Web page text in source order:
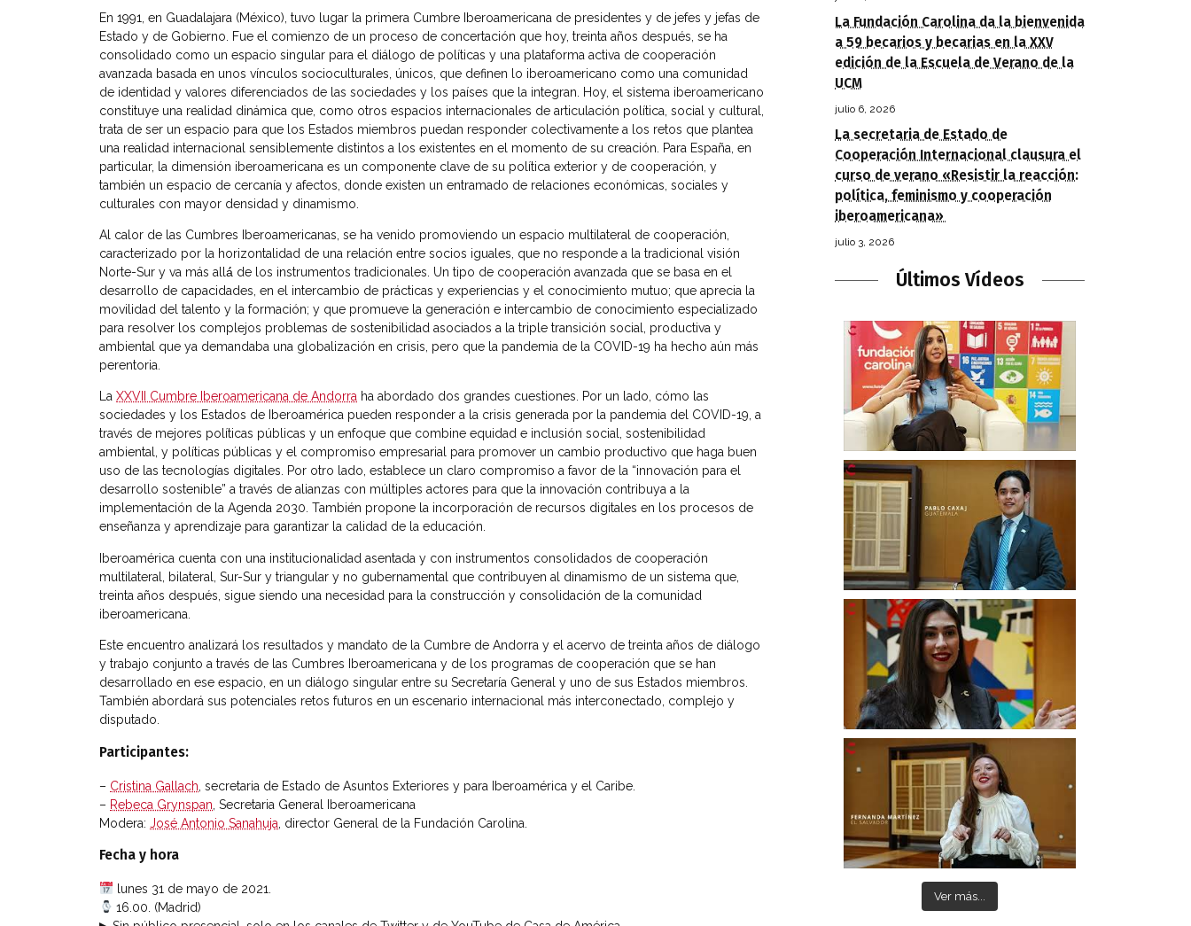
En 1991, en Guadalajara (México), tuvo lugar la primera Cumbre Iberoamericana de presidentes y de jefes y jefas de
Estado y de Gobierno. Fue el comienzo de un proceso de concertación que hoy, treinta años después, se ha
consolidado como un espacio singular para el diálogo de políticas y una plataforma activa de cooperación
avanzada basada en unos vínculos socioculturales, únicos, que definen lo iberoamericano como una comunidad
de identidad y valores diferenciados de las sociedades y los países que la integran. Hoy, el sistema iberoamericano
constituye una realidad dinámica que, como otros espacios internacionales de articulación política, social y cultural,
trata de ser un espacio para que los Estados miembros puedan responder colectivamente a los retos que plantea
una realidad internacional sensiblemente distintos a los existentes en el momento de su creación. Para España, en
particular, la dimensión iberoamericana es un componente clave de su política exterior y de cooperación, y
también un espacio de cercanía y afectos, donde existen un entramado de relaciones económicas, sociales y
culturales con mayor densidad y dinamismo.
Al calor de las Cumbres Iberoamericanas, se ha venido promoviendo un espacio multilateral de cooperación,
caracterizado por la horizontalidad de una relación entre socios iguales, que no responde a la tradicional visión
Norte-Sur y va más allá́ de los instrumentos tradicionales. Un tipo de cooperación avanzada que se basa en el
desarrollo de capacidades, en el intercambio de prácticas y experiencias y el conocimiento mutuo; que aprecia la
movilidad del talento y la formación; y que promueve la generación e intercambio de conocimiento especializado
para resolver los complejos problemas de sostenibilidad asociados a la triple transición social, productiva y
ambiental que ya demandaba una globalización en crisis, pero que la pandemia de la COVID-19 ha hecho aún más
perentoria.
La XXVII Cumbre Iberoamericana de Andorra ha abordado dos grandes cuestiones. Por un lado, cómo las
sociedades y los Estados de Iberoamérica pueden responder a la crisis generada por la pandemia del COVID-19, a
través de mejores políticas públicas y un enfoque que combine equidad e inclusión social, sostenibilidad
ambiental, y políticas públicas y el compromiso empresarial para promover un cambio productivo que haga buen
uso de las tecnologías digitales. Por otro lado, establece un claro compromiso a favor de la “innovación para el
desarrollo sostenible” a través de alianzas con múltiples actores para que la innovación contribuya a la
implementación de la Agenda 2030. También propone la incorporación de recursos digitales en los procesos de
enseñanza y aprendizaje para garantizar la calidad de la educación.
Iberoamérica cuenta con una institucionalidad asentada y con instrumentos consolidados de cooperación
multilateral, bilateral, Sur-Sur y triangular y no gubernamental que contribuyen al dinamismo de un sistema que,
treinta años después, sigue siendo una necesidad para la construcción y consolidación de la comunidad
iberoamericana.
Este encuentro analizará los resultados y mandato de la Cumbre de Andorra y el acervo de treinta años de diálogo
y trabajo conjunto a través de las Cumbres Iberoamericana y de los programas de cooperación que se han
desarrollado en ese espacio, en un diálogo singular entre su Secretaría General y uno de sus Estados miembros.
También abordará sus potenciales retos futuros en un escenario internacional más interconectado, complejo y
disputado.
Participantes:
– Cristina Gallach , secretaria de Estado de Asuntos Exteriores y para Iberoamérica y el Caribe.
– Rebeca Grynspan , Secretaria General Iberoamericana
Modera: José Antonio Sanahuja , director General de la Fundación Carolina.
Fecha y hora
lunes 31 de mayo de 2021.
16.00. (Madrid)
La Fundación Carolina da la bienvenida
a 59 becarios y becarias en la XXV
edición de la Escuela de Verano de la
UCM
julio 6, 2026
La secretaria de Estado de
Cooperación Internacional clausura el
curso de verano «Resistir la reacción:
política, feminismo y cooperación
iberoamericana»
julio 3, 2026
Últimos Vídeos
Ver más...